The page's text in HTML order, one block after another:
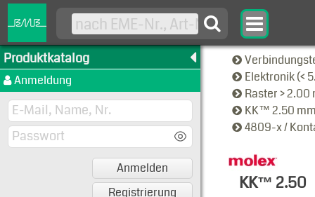
Produktkatalog
Anmeldung
Anmelden
Registrierung
Elektronik (<
Raster >
KK™ 2.50
4809-x /
KK™ 2.50